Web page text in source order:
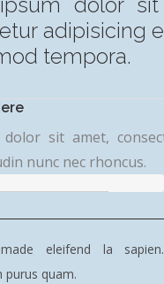
adipisicing
tempora.
sit amet,
nunc nec rhoncus.
eleifend la sapien.
purus quam.